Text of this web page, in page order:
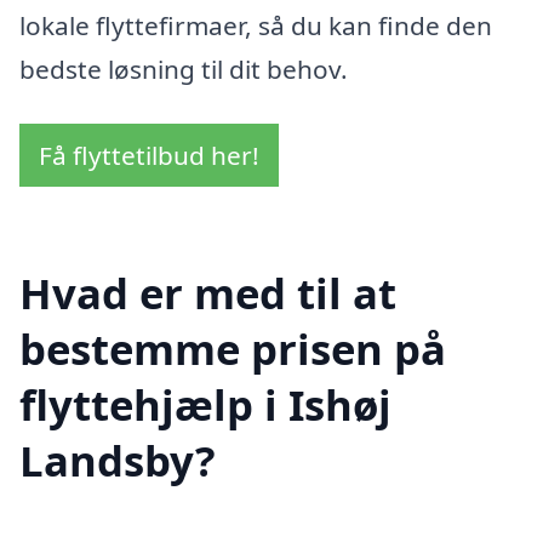
lokale flyttefirmaer, så du kan finde den
bedste løsning til dit behov.
Få flyttetilbud her!
Hvad er med til at
bestemme prisen på
flyttehjælp i Ishøj
Landsby?